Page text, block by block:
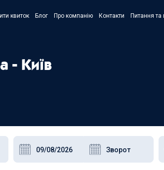
квиток Блог Про компанію Контакти Питання та
- Київ